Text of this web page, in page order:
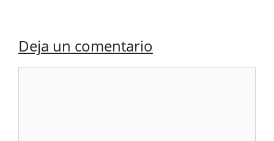
Deja un comentario